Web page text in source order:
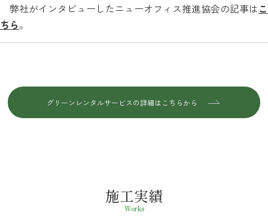
弊社がインタビューしたニューオフィス推進協会の記事はこ
ちら。
グリーンレンタルサービスの詳細はこちらから
施工実績
Works